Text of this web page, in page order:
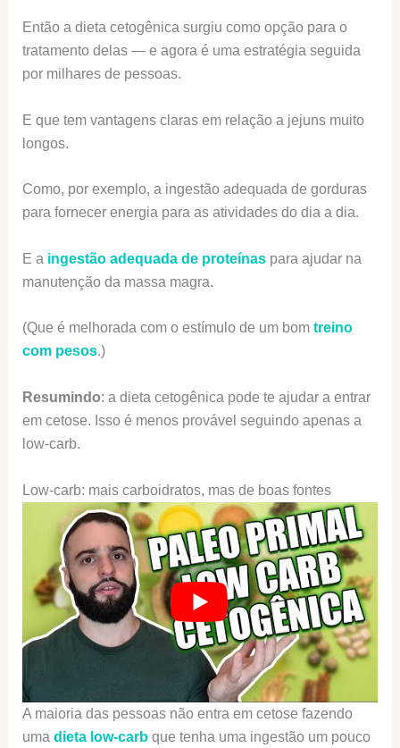
Então a dieta cetogênica surgiu como opção para o
tratamento delas — e agora é uma estratégia seguida
por milhares de pessoas.
E que tem vantagens claras em relação a jejuns muito
longos.
Como, por exemplo, a ingestão adequada de gorduras
para fornecer energia para as atividades do dia a dia.
E a ingestão adequada de proteínaspara ajudar na
manutenção da massa magra.
(Que é melhorada com o estímulo de um bom treino
com pesos.)
Resumindo: a dieta cetogênica pode te ajudar a entrar
em cetose. Isso é menos provável seguindo apenas a
low-carb.
Low-carb: mais carboidratos, mas de boas fontes
A maioria das pessoas não entra em cetose fazendo
uma dieta low-carbque tenha uma ingestão um pouco